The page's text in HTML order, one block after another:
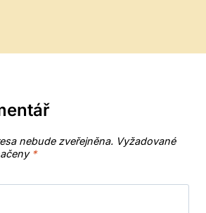
nebude zveřejněna. Vyžadované
*